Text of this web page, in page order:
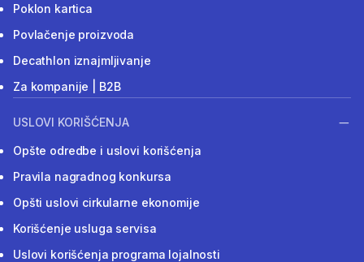
Poklon kartica
Povlačenje proizvoda
Decathlon iznajmljivanje
Za kompanije | B2B
USLOVI KORIŠĆENJA
Opšte odredbe i uslovi korišćenja
Pravila nagradnog konkursa
Opšti uslovi cirkularne ekonomije
Korišćenje usluga servisa
Uslovi korišćenja programa lojalnosti